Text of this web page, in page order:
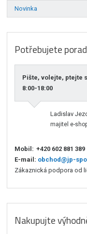
Novinka
Potřebujete
Pište, volejte, ptejte
8:00-18:00
Ladislav
majitel e-
Mobil: +420 602 881 389
E-mail: obchod@jp-
Zákaznická podpora od
Nakupujte